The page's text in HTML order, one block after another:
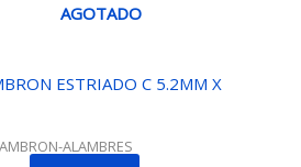
AGOTADO
ESTRIADO C 5.2MM X
ALAMBRES